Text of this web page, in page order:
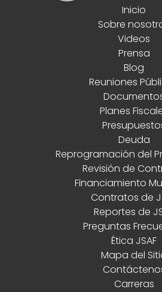
Inicio
Sobre
Videos
Prensa
Blog
Reuniones
Planes
Deuda
Reprogramación del
Revisión de
Financiamiento
Contratos de
Reportes de
Preguntas
Ética JSAF
Mapa del
Carreras